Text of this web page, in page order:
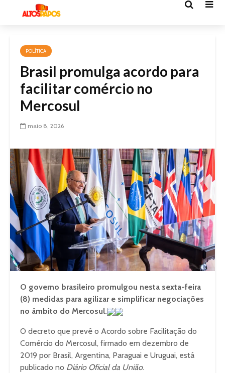
POLÍTICA
Brasil promulga acordo para
facilitar comércio no
Mercosul
maio 8, 2026
O governo brasileiro promulgou nesta sexta-feira
(8) medidas para agilizar e simplificar negociações
no âmbito do Mercosul.
O decreto que prevê o Acordo sobre Facilitação do
Comércio do Mercosul, firmado em dezembro de
2019 por Brasil, Argentina, Paraguai e Uruguai, está
publicado no Diário Oficial da União.